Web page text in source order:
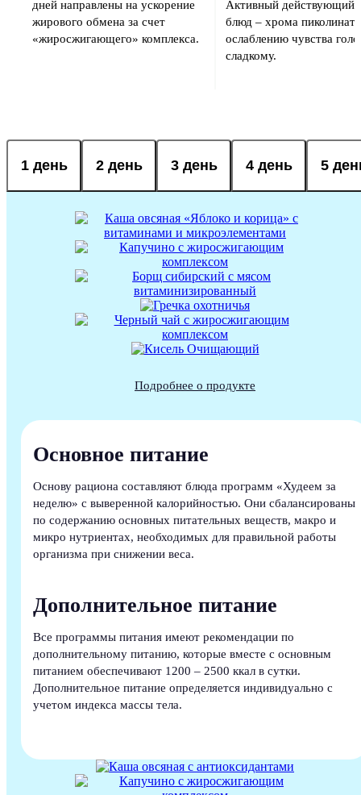
дней направлены на ускорение
жирового обмена за счет
«жиросжигающего» комплекса.
Активный действующий
блюд – хрома пиколинат
ослаблению чувства
сладкому.
1 день 2 день 3 день 4 день 5
Подробнее о продукте
Основное питание
Основу рациона составляют блюда программ «Худеем за
неделю» с выверенной калорийностью. Они сбалансированы
по содержанию основных питательных веществ, макро и
микро нутриентах, необходимых для правильной работы
организма при снижении веса.
Дополнительное питание
Все программы питания имеют рекомендации по
дополнительному питанию, которые вместе с основным
питанием обеспечивают 1200 – 2500 ккал в сутки.
Дополнительное питание определяется индивидуально с
учетом индекса массы тела.